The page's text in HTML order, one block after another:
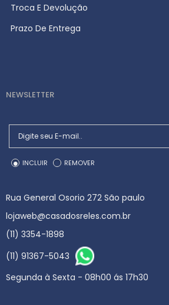
Troca E Devolução
Prazo De Entrega
NEWSLETTER
INCLUIR REMOVER
Rua General Osorio 272 São paulo
lojaweb@casadosreles.com.br
(11) 3354-1898
(11) 91367-5043
Segunda à Sexta - 08h00 ás 17h30